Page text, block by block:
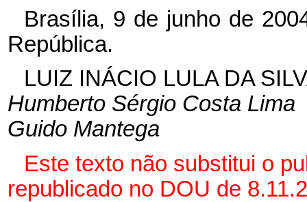
Brasília, 9 de junho de
República.
LUIZ INÁCIO LULA DA
Humberto Sérgio Costa Lima
Guido Mantega
Este texto não substitui o
republicado no DOU de